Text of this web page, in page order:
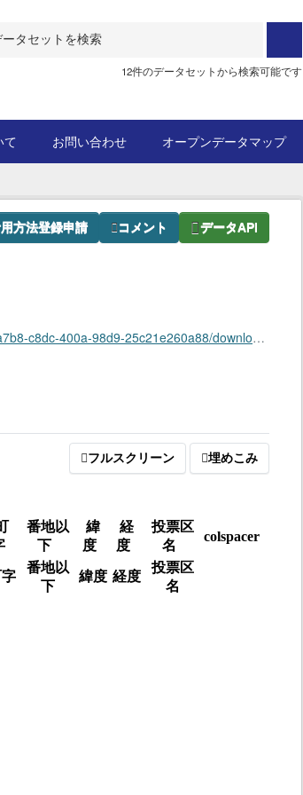
12件のデータセットから検索可能です
て お問い合わせ オープンデータマップ
方法登録申請 コメント データAPI
download/014257_election_poster_202508.csv
フルスクリーン 埋めこみ